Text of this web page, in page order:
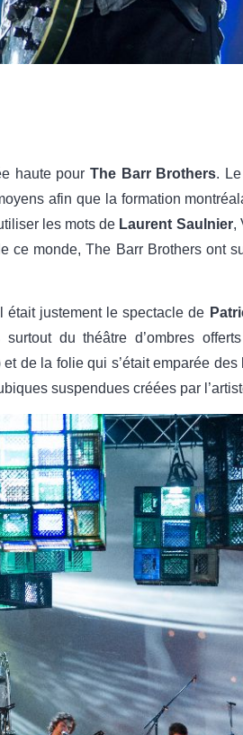
haute pour The Barr Brothers. Le
afin que la formation
les mots de Laurent Saulnier,
ce monde, The Barr Brothers ont
était justement le spectacle de
du théâtre d’ombres
de la folie qui s’était emparée des
suspendues créées par